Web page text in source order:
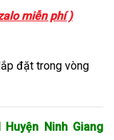
miễn phí )
đặt trong vòng
Ninh Giang